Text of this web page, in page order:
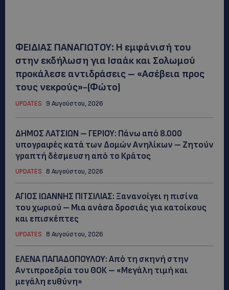
ΦΕΙΔΙΑΣ ΠΑΝΑΓΙΩΤΟΥ: Η εμφάνισή του
στην εκδήλωση για Ισαάκ και Σολωμού
προκάλεσε αντιδράσεις – «Ασέβεια προς
τους νεκρούς»-(Φώτο)
UPDATES 9 Αυγούστου, 2026
ΔΗΜΟΣ ΛΑΤΣΙΩΝ – ΓΕΡΙΟΥ: Πάνω από 8.000
υπογραφές κατά των Δομών Ανηλίκων – Ζητούν
γραπτή δέσμευση από το Κράτος
UPDATES 8 Αυγούστου, 2026
ΑΓΙΟΣ ΙΩΑΝΝΗΣ ΠΙΤΣΙΛΙΑΣ: Ξανανοίγει η πισίνα
του χωριού – Μια ανάσα δροσιάς για κατοίκους
και επισκέπτες
UPDATES 8 Αυγούστου, 2026
ΕΛΕΝΑ ΠΑΠΑΔΟΠΟΥΛΟΥ: Από τη σκηνή στην
Αντιπροεδρία του ΘΟΚ – «Μεγάλη τιμή και
μεγάλη ευθύνη»